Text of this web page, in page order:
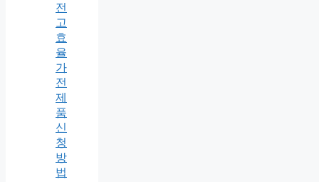
전
고
효
율
가
전
제
품
신
청
방
법